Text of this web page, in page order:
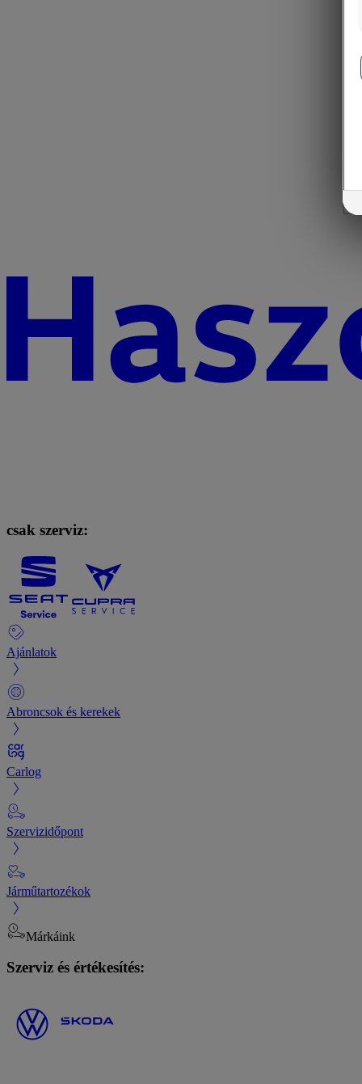
csak szerviz:
Ajánlatok
Abroncsok és kerekek
Carlog
Szervizidőpont
Járműtartozékok
Márkáink
Szerviz és értékesítés: